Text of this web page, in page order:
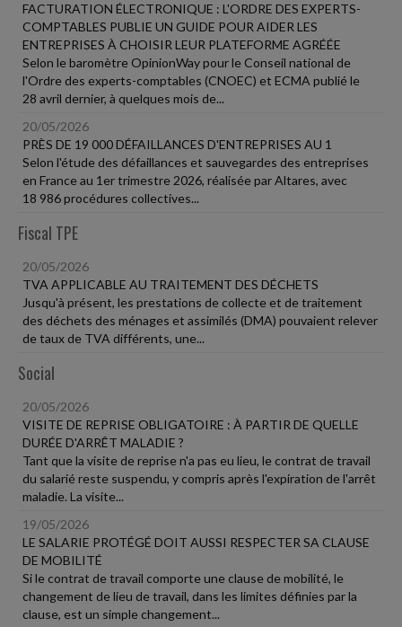
FACTURATION ÉLECTRONIQUE : L'ORDRE DES EXPERTS-
COMPTABLES PUBLIE UN GUIDE POUR AIDER LES
ENTREPRISES À CHOISIR LEUR PLATEFORME AGRÉÉE
Selon le baromètre OpinionWay pour le Conseil national de
l'Ordre des experts-comptables (CNOEC) et ECMA publié le
28 avril dernier, à quelques mois de...
20/05/2026
PRÈS DE 19 000 DÉFAILLANCES D'ENTREPRISES AU 1
Selon l'étude des défaillances et sauvegardes des entreprises
en France au 1er trimestre 2026, réalisée par Altares, avec
18 986 procédures collectives...
Fiscal TPE
20/05/2026
TVA APPLICABLE AU TRAITEMENT DES DÉCHETS
Jusqu'à présent, les prestations de collecte et de traitement
des déchets des ménages et assimilés (DMA) pouvaient relever
de taux de TVA différents, une...
Social
20/05/2026
VISITE DE REPRISE OBLIGATOIRE : À PARTIR DE QUELLE
DURÉE D'ARRÊT MALADIE ?
Tant que la visite de reprise n'a pas eu lieu, le contrat de travail
du salarié reste suspendu, y compris après l'expiration de l'arrêt
maladie. La visite...
19/05/2026
LE SALARIE PROTÉGÉ DOIT AUSSI RESPECTER SA CLAUSE
DE MOBILITÉ
Si le contrat de travail comporte une clause de mobilité, le
changement de lieu de travail, dans les limites définies par la
clause, est un simple changement...